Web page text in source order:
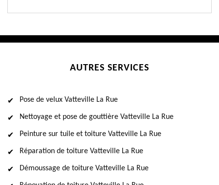
AUTRES SERVICES
Pose de velux Vatteville La Rue
Nettoyage et pose de gouttière Vatteville La Rue
Peinture sur tuile et toiture Vatteville La Rue
Réparation de toiture Vatteville La Rue
Démoussage de toiture Vatteville La Rue